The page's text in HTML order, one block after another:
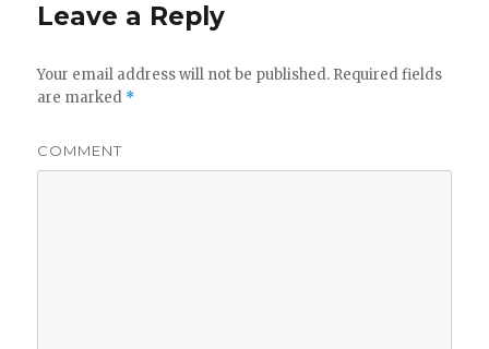
Leave a Reply
Your email address will not be published. Required fields
are marked *
COMMENT